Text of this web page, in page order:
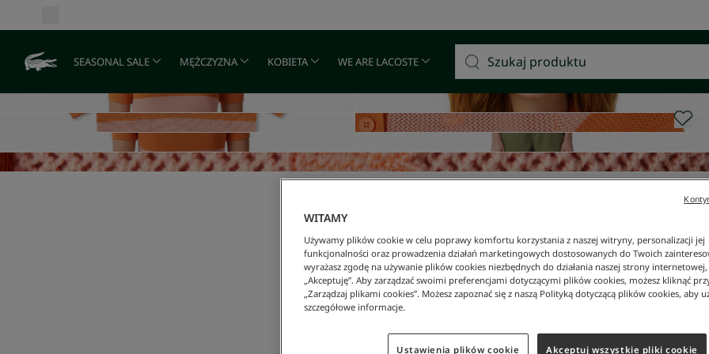
SEASONAL SALE MĘŻCZYZNA KOBIETA WE ARE LACOSTE
WITAMY
Używamy plików cookie w celu poprawy komfortu korzystania z naszej witryny, personalizacji jej
funkcjonalności oraz prowadzenia działań marketingowych dostosowanych do Twoich
wyrażasz zgodę na używanie plików cookies niezbędnych do działania naszej strony
„Akceptuję”. Aby zarządzać swoimi preferencjami dotyczącymi plików cookies, możesz kliknąć
„Zarządzaj plikami cookies”. Możesz zapoznać się z naszą Polityką dotyczącą plików cookies, aby
szczegółowe informacje.
Ustawienia plików cookie Akceptuj wszystkie pliki cookie